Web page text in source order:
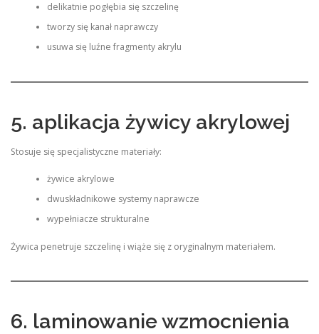
delikatnie pogłębia się szczelinę
tworzy się kanał naprawczy
usuwa się luźne fragmenty akrylu
5. aplikacja żywicy akrylowej
Stosuje się specjalistyczne materiały:
żywice akrylowe
dwuskładnikowe systemy naprawcze
wypełniacze strukturalne
Żywica penetruje szczelinę i wiąże się z oryginalnym materiałem.
6. laminowanie wzmocnienia